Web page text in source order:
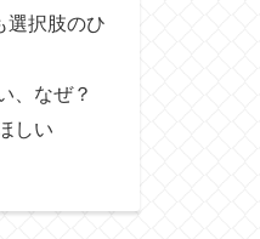
選択肢のひ
、なぜ？
しい